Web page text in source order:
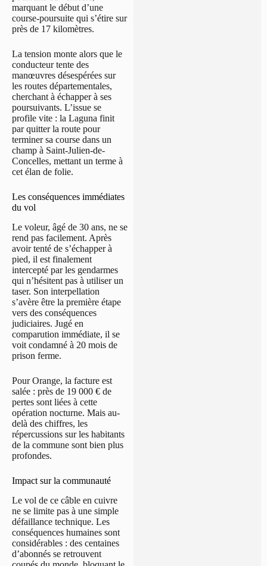
marquant le début d’une
course-poursuite qui s’étire sur
près de 17 kilomètres.
La tension monte alors que le
conducteur tente des
manœuvres désespérées sur
les routes départementales,
cherchant à échapper à ses
poursuivants. L’issue se
profile vite : la Laguna finit
par quitter la route pour
terminer sa course dans un
champ à Saint-Julien-de-
Concelles, mettant un terme à
cet élan de folie.
Les conséquences immédiates
du vol
Le voleur, âgé de 30 ans, ne se
rend pas facilement. Après
avoir tenté de s’échapper à
pied, il est finalement
intercepté par les gendarmes
qui n’hésitent pas à utiliser un
taser. Son interpellation
s’avère être la première étape
vers des conséquences
judiciaires. Jugé en
comparution immédiate, il se
voit condamné à 20 mois de
prison ferme.
Pour Orange, la facture est
salée : près de 19 000 € de
pertes sont liées à cette
opération nocturne. Mais au-
delà des chiffres, les
répercussions sur les habitants
de la commune sont bien plus
profondes.
Impact sur la communauté
Le vol de ce câble en cuivre
ne se limite pas à une simple
défaillance technique. Les
conséquences humaines sont
considérables : des centaines
d’abonnés se retrouvent